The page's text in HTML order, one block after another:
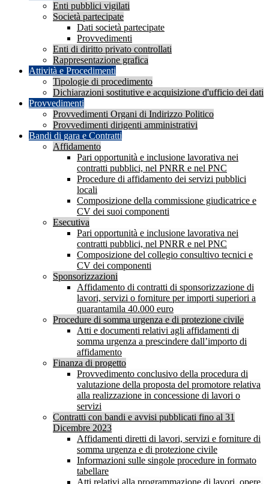
Enti pubblici vigilati
Società partecipate
Dati società partecipate
Provvedimenti
Enti di diritto privato controllati
Rappresentazione grafica
Attività e Procedimenti
Tipologie di procedimento
Dichiarazioni sostitutive e acquisizione d'ufficio dei dati
Provvedimenti
Provvedimenti Organi di Indirizzo Politico
Provvedimenti dirigenti amministrativi
Bandi di gara e Contratti
Affidamento
Pari opportunità e inclusione lavorativa nei
contratti pubblici, nel PNRR e nel PNC
Procedure di affidamento dei servizi pubblici
locali
Composizione della commissione giudicatrice e
CV dei suoi componenti
Esecutiva
Pari opportunità e inclusione lavorativa nei
contratti pubblici, nel PNRR e nel PNC
Composizione del collegio consultivo tecnici e
CV dei componenti
Sponsorizzazioni
Affidamento di contratti di sponsorizzazione di
lavori, servizi o forniture per importi superiori a
quarantamila 40.000 euro
Procedure di somma urgenza e di protezione civile
Atti e documenti relativi agli affidamenti di
somma urgenza a prescindere dall’importo di
affidamento
Finanza di progetto
Provvedimento conclusivo della procedura di
valutazione della proposta del promotore relativa
alla realizzazione in concessione di lavori o
servizi
Contratti con bandi e avvisi pubblicati fino al 31
Dicembre 2023
Affidamenti diretti di lavori, servizi e forniture di
somma urgenza e di protezione civile
Informazioni sulle singole procedure in formato
tabellare